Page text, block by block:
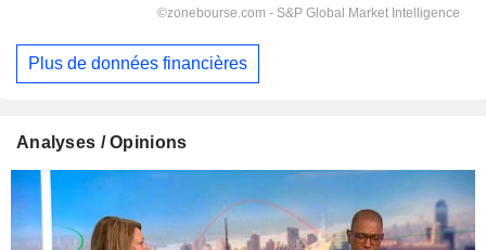
Plus de données financières
Analyses / Opinions